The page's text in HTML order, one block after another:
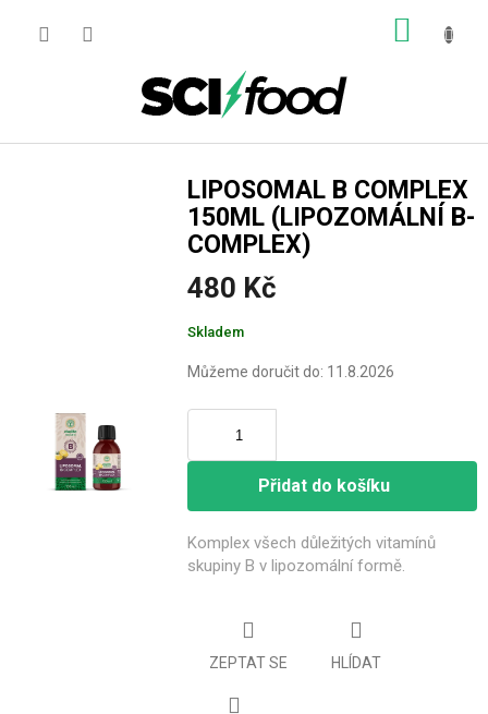
LIPOSOMAL B COMPLEX
150ML (LIPOZOMÁLNÍ B-
COMPLEX)
480 Kč
cena:
Skladem
Můžeme doručit do: 11.8.2026
Přidat do košíku
Komplex všech důležitých vitamínů
skupiny B v lipozomální formě.
ZEPTAT SE HLÍDAT